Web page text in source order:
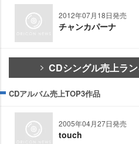
2012年07月18日発売
チャンカパーナ
CDシングル売上ラ
CDアルバム売上TOP3作品
2005年04月27日発売
touch